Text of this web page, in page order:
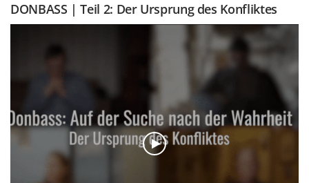
DONBASS | Teil 2: Der Ursprung des Konfliktes